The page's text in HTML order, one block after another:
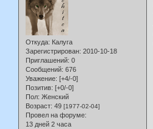
Откуда: Калуга
Зарегистрирован: 2010-10-18
Приглашений: 0
Сообщений: 676
Уважение: [+4/-0]
Позитив: [+0/-0]
Пол: Женский
Возраст: 49 [1977-02-04]
Провел на форуме:
13 дней 2 часа